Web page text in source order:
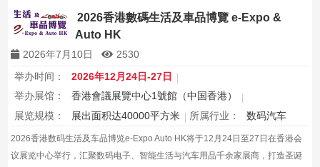
节日购物季，感受设计之美。2026香港數碼生活及車品博覽 e-Expo &
Auto HK
2026年7月10日
2530
举办时间：
2026年12月24日-27日
举办展馆：
香港會議展覽中心1號館（中国香港）
展览规模：
展出面积达40000平方米 所属行业： 数码汽车
2026香港数码生活及车品博览e-Expo Auto HK将于12月24日至27日在香港会
议展览中心举行，汇聚数码电子、智能生活与汽车用品千余家展商，打造圣诞